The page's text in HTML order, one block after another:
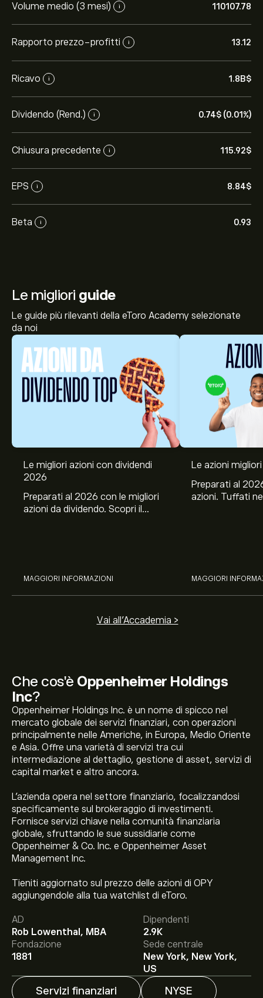
Volume medio (3 mesi) i 110107.78
Rapporto prezzo-profitti i 13.12
Ricavo i 1.8B‎$‎
Dividendo (Rend.) i 0.74‎$‎ (0.01%)
Chiusura precedente i 115.92‎$‎
EPS i 8.84‎$‎
Beta i 0.93
Che cos'è Oppenheimer Holdings
Inc?
Oppenheimer Holdings Inc. è un nome di spicco nel
mercato globale dei servizi finanziari, con operazioni
principalmente nelle Americhe, in Europa, Medio Oriente
e Asia. Offre una varietà di servizi tra cui
intermediazione al dettaglio, gestione di asset, servizi di
capital market e altro ancora.
L'azienda opera nel settore finanziario, focalizzandosi
specificamente sul brokeraggio di investimenti.
Fornisce servizi chiave nella comunità finanziaria
globale, sfruttando le sue sussidiarie come
Oppenheimer & Co. Inc. e Oppenheimer Asset
Management Inc.
Tieniti aggiornato sul prezzo delle azioni di OPY
aggiungendole alla tua watchlist di eToro.
AD
Rob Lowenthal, MBA
Dipendenti
2.9K
Fondazione
1881
Sede centrale
New York, New York,
US
Servizi finanziari NYSE
Le migliori guide
Le guide più rilevanti della eToro Academy selezionate
da noi
Le migliori azioni con dividendi
2026
Preparati al 2026 con le migliori
azioni da dividendo. Scopri il
MAGGIORI INFORMAZIONI
Le azioni
Preparati al
azioni. Tuffati
MAGGIORI
Vai all'Accademia >
Il prezzo attuale delle azioni OPY è di 115.92‎$‎.
Il target di prezzo medio per le azioni Oppenheimer
Holdings Inc è di 115.92‎$‎.Iscrivitisu eToro per previsioni
dettagliate degli analisti e obiettivi di prezzo.